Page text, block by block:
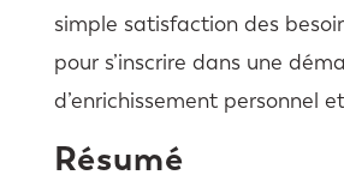
simple satisfaction des
pour s’inscrire dans une
d’enrichissement personnel
Résumé